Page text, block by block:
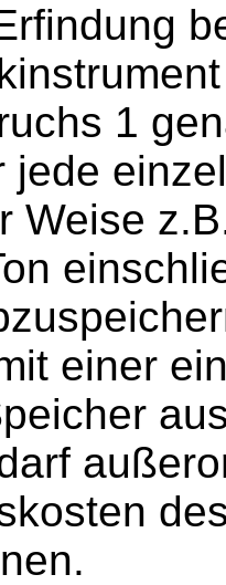
1
jede
Weise
einer